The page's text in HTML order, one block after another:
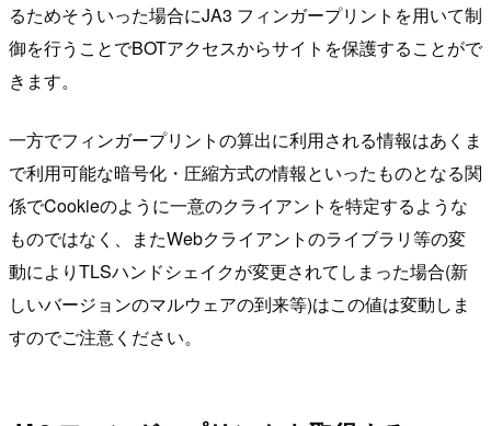
るためそういった場合にJA3 フィンガープリントを用いて制
御を行うことでBOTアクセスからサイトを保護することがで
きます。
一方でフィンガープリントの算出に利用される情報はあくま
で利用可能な暗号化・圧縮方式の情報といったものとなる関
係でCookieのように一意のクライアントを特定するような
ものではなく、またWebクライアントのライブラリ等の変
動によりTLSハンドシェイクが変更されてしまった場合(新
しいバージョンのマルウェアの到来等)はこの値は変動しま
すのでご注意ください。